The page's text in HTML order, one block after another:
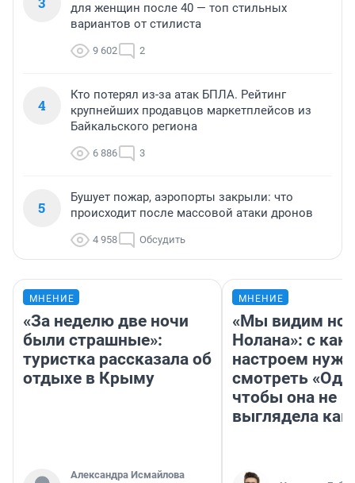
для женщин после 40 — топ стильных
вариантов от стилиста
9 602 2
4
Кто потерял из-за атак БПЛА. Рейтинг
крупнейших продавцов маркетплейсов из
Байкальского региона
6 886 3
5
Бушует пожар, аэропорты закрыли: что
происходит после массовой атаки дронов
4 958 Обсудить
МНЕНИЕ
«За неделю две ночи
были страшные»:
туристка рассказала об
отдыхе в Крыму
Александра Исмайлова
МНЕНИЕ
«Мы видим
Нолана»: с
настроем
смотреть
чтобы она не
выглядела как